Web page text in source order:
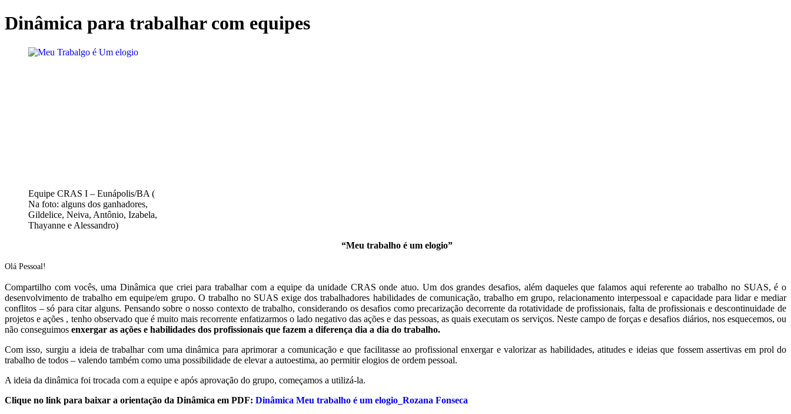
Ir
para
conteúdo
Dinâmica para trabalhar com equipes
Equipe CRAS I – Eunápolis/BA (
Na foto: alguns dos ganhadores,
Gildelice, Neiva, Antônio, Izabela,
Thayanne e Alessandro)
“Meu trabalho é um elogio”
Olá Pessoal!
Compartilho com vocês, uma Dinâmica que criei para trabalhar com a equipe da unidade CRAS onde atuo. Um dos grandes desafios, além daqueles que falamos aqui referente ao trabalho no SUAS, é o
desenvolvimento de trabalho em equipe/em grupo. O trabalho no SUAS exige dos trabalhadores habilidades de comunicação, trabalho em grupo, relacionamento interpessoal e capacidade para lidar e mediar
conflitos – só para citar alguns. Pensando sobre o nosso contexto de trabalho, considerando os desafios como precarização decorrente da rotatividade de profissionais, falta de profissionais e descontinuidade de
projetos e ações , tenho observado que é muito mais recorrente enfatizarmos o lado negativo das ações e das pessoas, as quais executam os serviços. Neste campo de forças e desafios diários, nos esquecemos, ou
não conseguimos enxergar as ações e habilidades dos profissionais que fazem a diferença dia a dia do trabalho.
Com isso, surgiu a ideia de trabalhar com uma dinâmica para aprimorar a comunicação e que facilitasse ao profissional enxergar e valorizar as habilidades, atitudes e ideias que fossem assertivas em prol do
trabalho de todos – valendo também como uma possibilidade de elevar a autoestima, ao permitir elogios de ordem pessoal.
A ideia da dinâmica foi trocada com a equipe e após aprovação do grupo, começamos a utilizá-la.
Clique no link para baixar a orientação da Dinâmica em PDF: Dinâmica Meu trabalho é um elogio_Rozana Fonseca